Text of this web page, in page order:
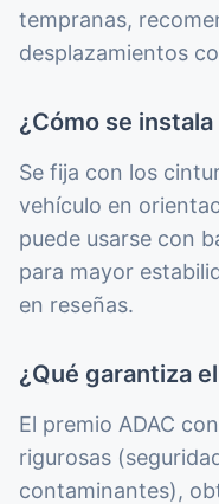
tempranas,
desplazamientos
¿Cómo se
Se fija con los
vehículo en
puede usarse con
para mayor
en reseñas.
¿Qué garantiza
El premio ADAC
rigurosas
contaminantes),